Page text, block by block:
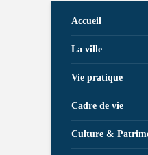
Accueil
La ville
Vie pratique
Cadre de vie
Culture &